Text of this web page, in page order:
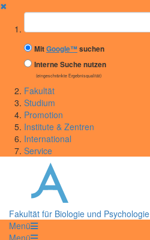
✖
Suchbegriff
MitGoogle™suchen
Interne Suche nutzen
(eingeschränkte Ergebnisqualität)
Fakultät
Studium
Promotion
Institute & Zentren
International
Service
Fakultät für Biologie und Psychologie
Menü
Menü